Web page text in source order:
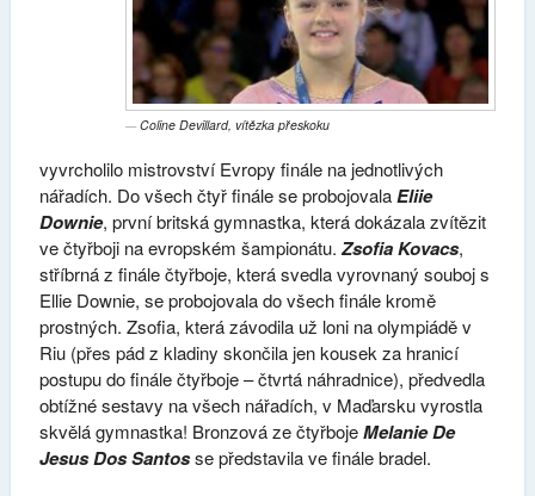
Coline Devillard, vítězka přeskoku
vyvrcholilo mistrovství Evropy finále na jednotlivých
nářadích. Do všech čtyř finále se probojovalaEliie
Downie, první britská gymnastka, která dokázala zvítězit
ve čtyřboji na evropském šampionátu. Zsofia Kovacs,
stříbrná z finále čtyřboje, která svedla vyrovnaný souboj s
Ellie Downie, se probojovala do všech finále kromě
prostných. Zsofia, která závodila už loni na olympiádě v
Riu (přes pád z kladiny skončila jen kousek za hranicí
postupu do finále čtyřboje – čtvrtá náhradnice), předvedla
obtížné sestavy na všech nářadích, v Maďarsku vyrostla
skvělá gymnastka! Bronzová ze čtyřbojeMelanie De
Jesus Dos Santosse představila ve finále bradel.